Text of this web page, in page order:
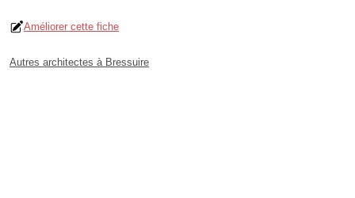
Améliorer cette fiche
Autres architectes à Bressuire